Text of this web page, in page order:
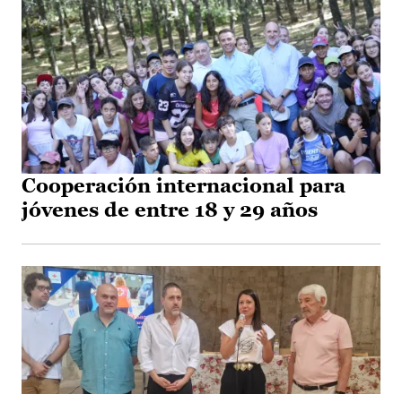
Cooperación internacional para
jóvenes de entre 18 y 29 años